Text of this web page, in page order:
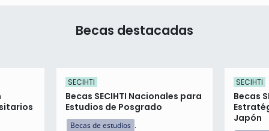
Becas destacadas
SECIHTI
Becas SECIHTI Nacionales para
Estudios de Posgrado
Becas de estudios
SECIHTI
Becas
Japón